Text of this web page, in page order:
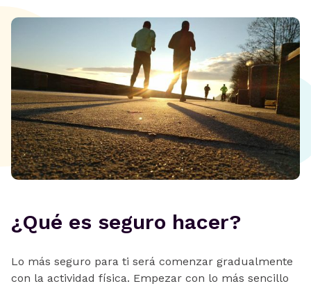
¿Qué es seguro hacer?
Lo más seguro para ti será comenzar gradualmente
con la actividad física. Empezar con lo más sencillo